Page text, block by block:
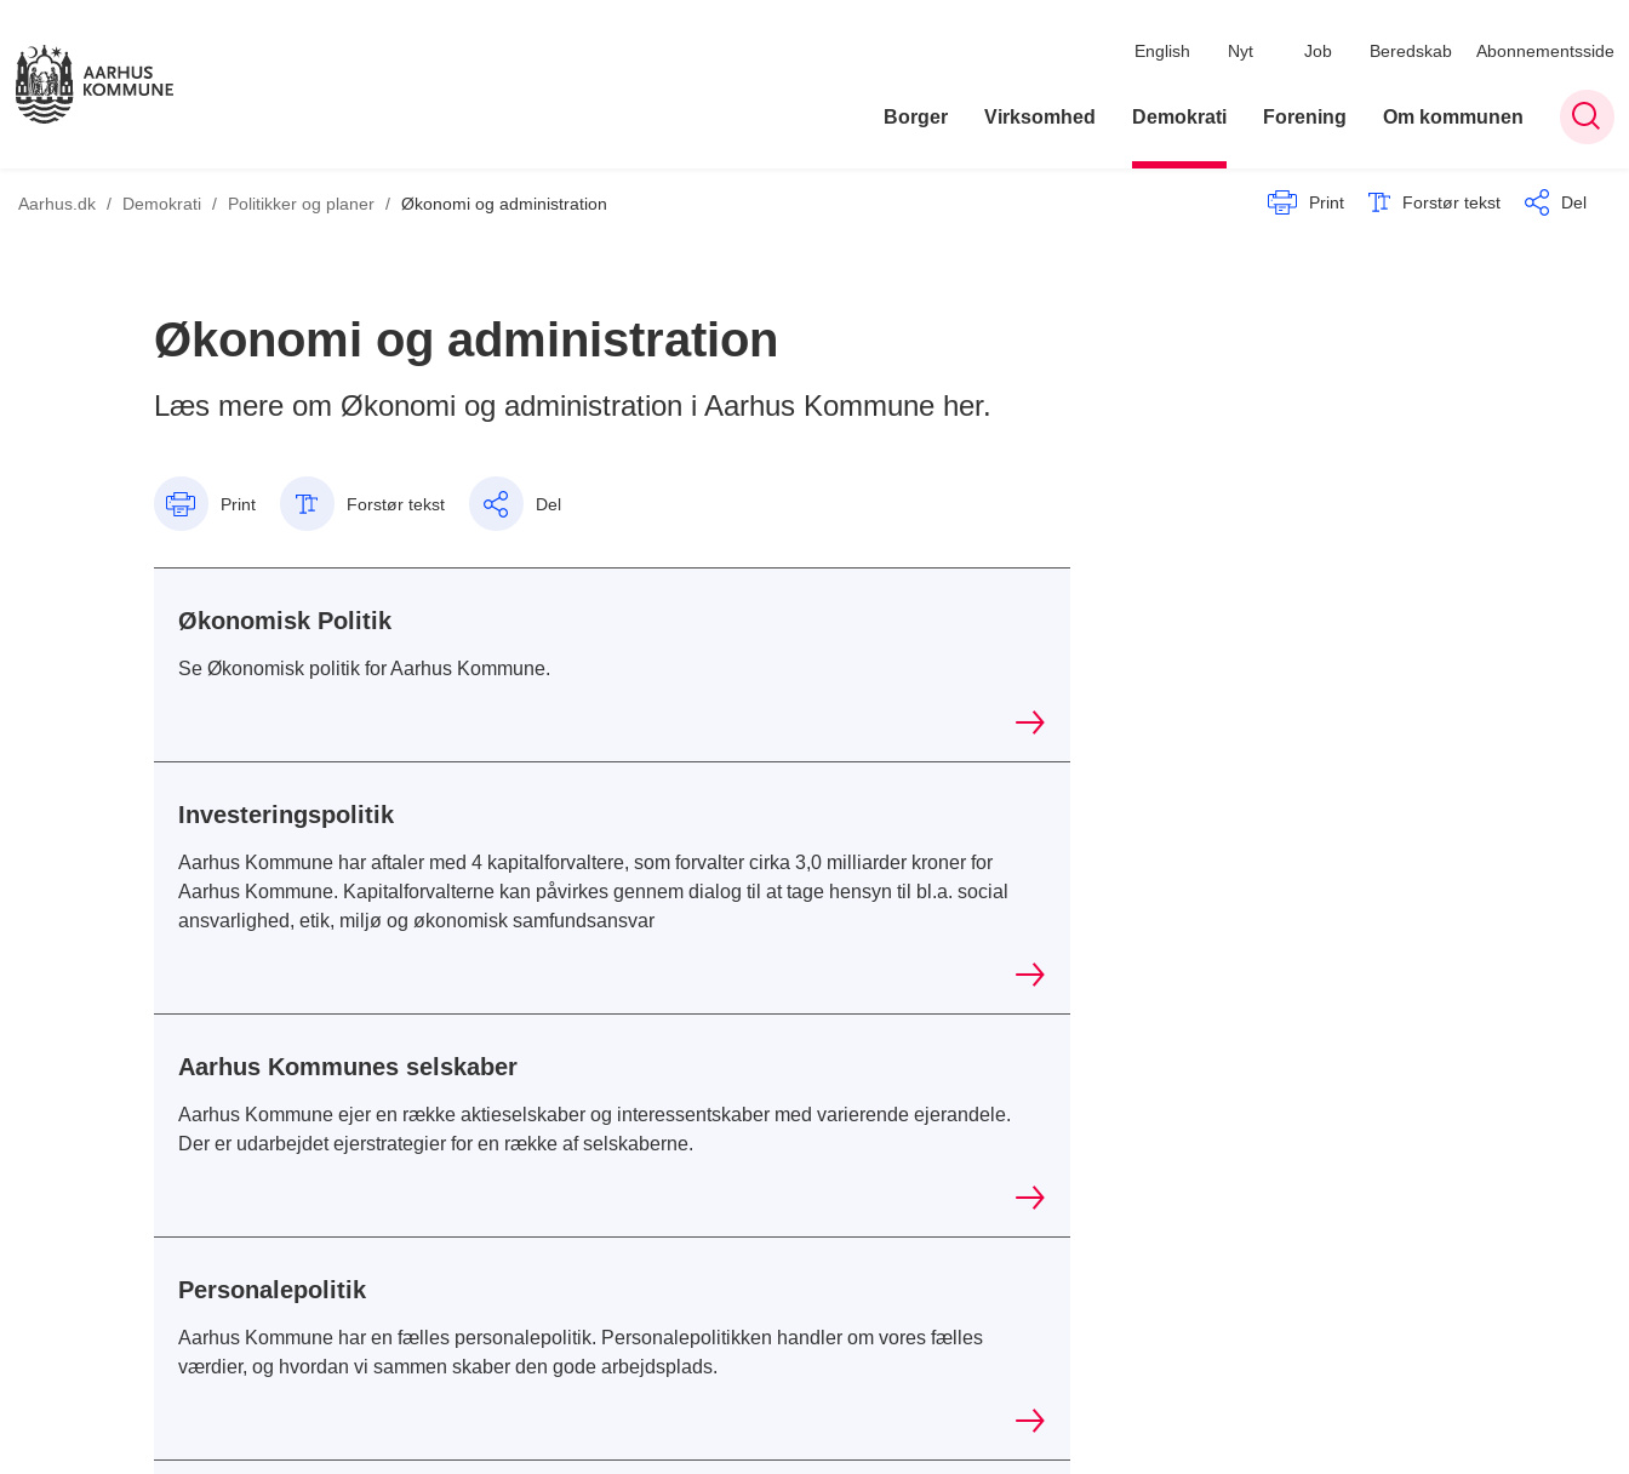
English Nyt Job Beredskab Abonnementsside
Borger Virksomhed Demokrati Forening Om kommunen
Aarhus.dk / Demokrati / Tilbage til
Politikker og planer / Økonomi og administration Print Forstør tekst Del
Økonomi og administration
Læs mere om Økonomi og administration i Aarhus Kommune her.
Print Forstør tekst Del
Økonomisk Politik
Se Økonomisk politik for Aarhus Kommune.
Investeringspolitik
Aarhus Kommune har aftaler med 4 kapitalforvaltere, som forvalter cirka 3,0 milliarder kroner for
Aarhus Kommune. Kapitalforvalterne kan påvirkes gennem dialog til at tage hensyn til bl.a. social
ansvarlighed, etik, miljø og økonomisk samfundsansvar
Aarhus Kommunes selskaber
Aarhus Kommune ejer en række aktieselskaber og interessentskaber med varierende ejerandele.
Der er udarbejdet ejerstrategier for en række af selskaberne.
Personalepolitik
Aarhus Kommune har en fælles personalepolitik. Personalepolitikken handler om vores fælles
værdier, og hvordan vi sammen skaber den gode arbejdsplads.